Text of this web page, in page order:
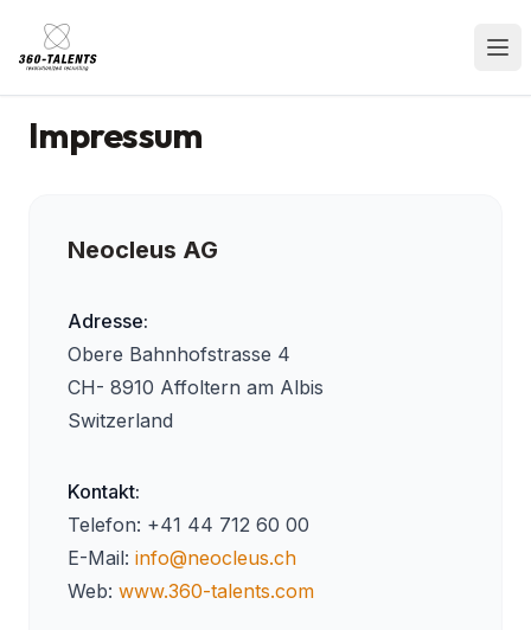
Impressum
Neocleus AG
Adresse:
Obere Bahnhofstrasse 4
CH- 8910 Affoltern am Albis
Switzerland
Kontakt:
Telefon: +41 44 712 60 00
E-Mail: info@neocleus.ch
Web: www.360-talents.com